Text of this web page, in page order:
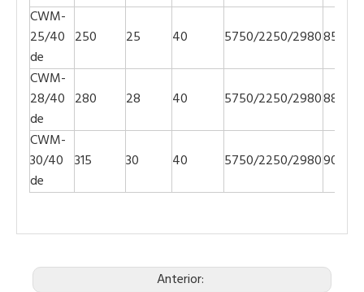
CWM-
25/40
de
250 25 40 5750/2250/29808500
CWM-
28/40
de
280 28 40 5750/2250/29808800
CWM-
30/40
de
315 30 40 5750/2250/29809000
Anterior: